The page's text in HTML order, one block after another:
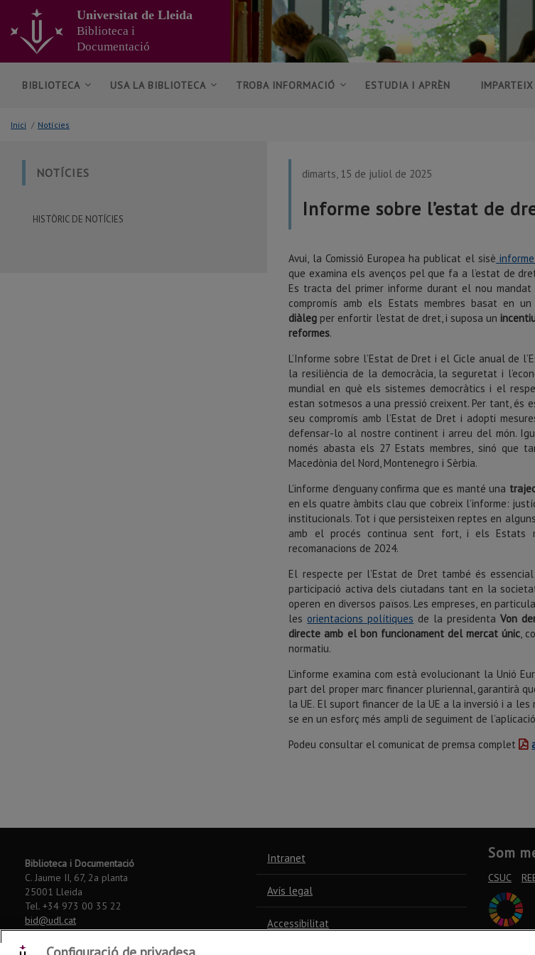
contingut
principal
de
pàgina
Universitat de Lleida
Biblioteca i
Documentació
BIBLIOTECA USA LA BIBLIOTECA TROBA INFORMACIÓ ESTUDIA I APRÈN
Inici / Notícies
NOTÍCIES
HISTÒRIC DE NOTÍCIES
dimarts, 15 de juliol de 2025
Informe sobre l’estat de
Avui, la Comissió Europea ha publicat el sisè
que examina els avenços pel que fa a l’estat de
Es tracta del primer informe durant el nou mandat
compromís amb els Estats membres basat en un
diàleg per enfortir l'estat de dret, i suposa un
reformes.
L’Informe sobre l’Estat de Dret i el Cicle anual de
la resiliència de la democràcia, la seguretat i
mundial en què els sistemes democràtics i el
estan sotmesos a una pressió creixent. Per tant, és
seu compromís amb l’Estat de Dret i adopti
defensar-lo al nostre continent i arreu del món.
només abasta els 27 Estats membres, sinó que
Macedònia del Nord, Montenegro i Sèrbia.
L’informe d’enguany confirma que es manté una
en els quatre àmbits clau que cobreix l’informe:
institucionals. Tot i que persisteixen reptes en
amb el procés continua sent fort, i els Estats
recomanacions de 2024.
El respecte per l’Estat de Dret també és
participació activa dels ciutadans tant en la
operen en diversos països. Les empreses, en
les orientacions polítiques de la presidentaVon
directe amb el bon funcionament del mercat únic,
normatiu.
L’informe examina com està evolucionant la Unió
part del proper marc financer pluriennal, garantirà
la UE. El suport financer de la UE a la inversió i a
se en un esforç més ampli de seguiment de
Podeu consultar el comunicat de premsa complet
Biblioteca i Documentació
C. Jaume II, 67, 2a planta
25001 Lleida
Tel. +34 973 00 35 22
bid@udl.cat
©2026
Intranet
Avís legal
Accessibilitat
Som
CSUC